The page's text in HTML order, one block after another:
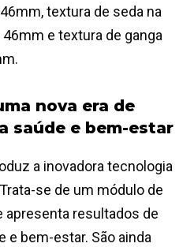
textura de seda na
e textura de ganga
nova era de
saúde e bem-estar
a inovadora tecnologia
se de um módulo de
apresenta resultados de
e bem-estar. São ainda